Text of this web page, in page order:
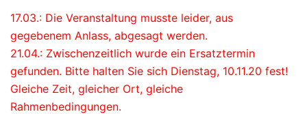
17.03.: Die Veranstaltung musste leider, aus
gegebenem Anlass, abgesagt werden.
21.04.: Zwischenzeitlich wurde ein Ersatztermin
gefunden. Bitte halten Sie sich Dienstag, 10.11.20 fest!
Gleiche Zeit, gleicher Ort, gleiche
Rahmenbedingungen.